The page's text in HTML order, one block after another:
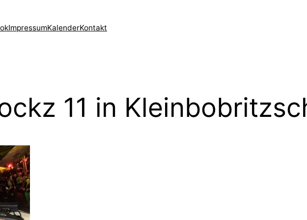
ImpressumKalenderKontakt
11 in